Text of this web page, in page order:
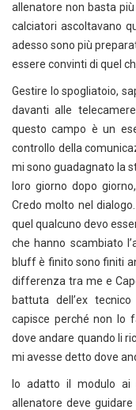
allenatore non basta
calciatori ascoltavano
adesso sono più
essere convinti di quel
Gestire lo spogliatoio,
davanti alle
questo campo è un
controllo della
mi sono guadagnato la
loro giorno dopo
Credo molto nel
quel qualcuno devo
che hanno scambiato
bluff è finito sono finiti
differenza tra me e
battuta dell’ex
capisce perché non lo
dove andare quando li
mi avesse detto dove
Io adatto il modulo ai
allenatore deve